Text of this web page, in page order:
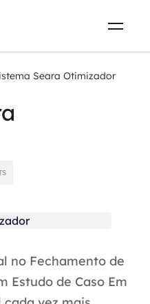
Seara Otimizador
no Fechamento de
Estudo de Caso Em